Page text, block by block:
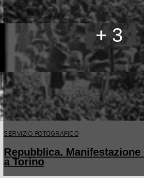
+ 3
SERVIZIO FOTOGRAFICO
Repubblica.
a Torino